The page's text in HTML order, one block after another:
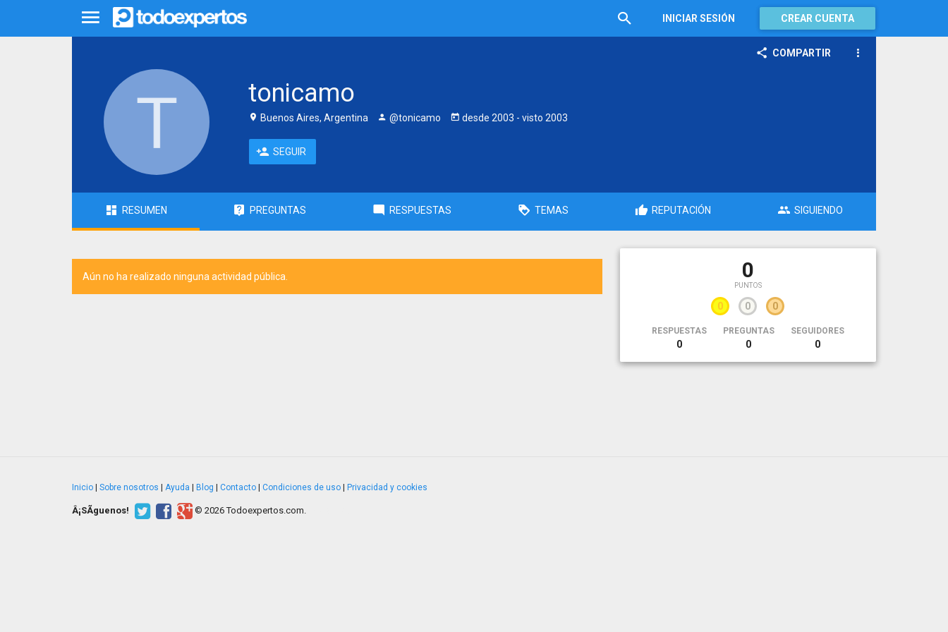
INICIAR SESIÓN CREAR CUENTA
COMPARTIR
tonicamo
Buenos Aires, Argentina @tonicamo desde 2003 - visto 2003
SEGUIR
RESUMEN PREGUNTAS RESPUESTAS TEMAS REPUTACIÓN SIGUIENDO
Aún no ha realizado ninguna actividad pública. 0
PUNTOS
0 0 0
RESPUESTAS
0
PREGUNTAS
0
SEGUIDORES
0
Inicio Sobre nosotros Ayuda Blog Contacto Condiciones de uso Privacidad y cookies
Â¡SÃ­guenos! © 2026 Todoexpertos.com.